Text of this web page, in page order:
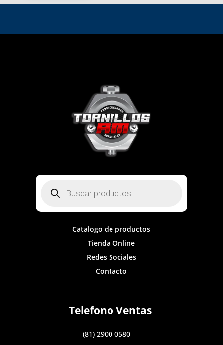
productos
Catalogo de productos
Tienda Online
Redes Sociales
Contacto
Telefono Ventas
(81) 2900 0580